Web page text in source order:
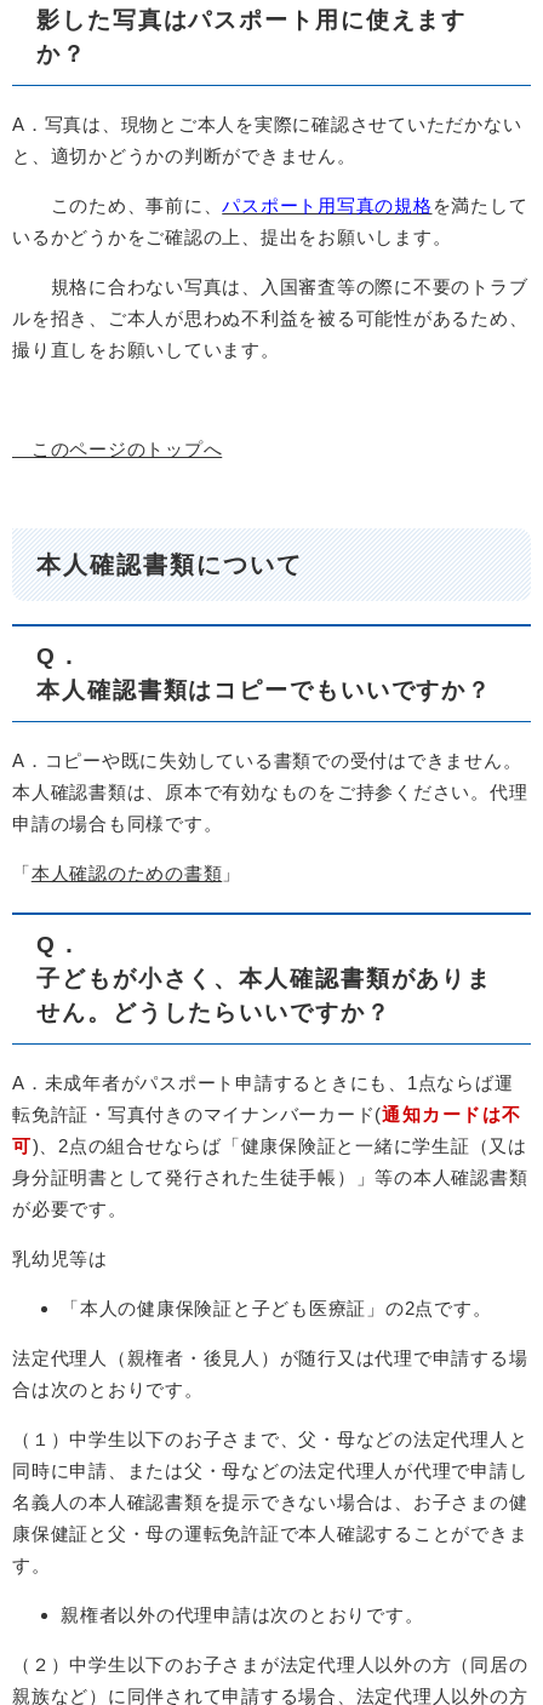
影した写真はパスポート用に使えます
か？
A．写真は、現物とご本人を実際に確認させていただかない
と、適切かどうかの判断ができません。
このため、事前に、パスポート用写真の規格 を満たして
いるかどうかをご確認の上、提出をお願いします。
規格に合わない写真は、入国審査等の際に不要のトラブ
ルを招き、ご本人が思わぬ不利益を被る可能性があるため、
撮り直しをお願いしています。
このページのトップへ
本人確認書類について
Q ．
本人確認書類はコピーでもいいですか？
A．コピーや既に失効している書類での受付はできません。
本人確認書類は、原本で有効なものをご持参ください。代理
申請の場合も同様です。
「本人確認のための書類 」
Q ．
子どもが小さく、本人確認書類がありま
せん。どうしたらいいですか？
A．未成年者がパスポート申請するときにも、1点ならば運
転免許証・写真付きのマイナンバーカード(通知カードは不
可)、2点の組合せならば「健康保険証と一緒に学生証（又は
身分証明書として発行された生徒手帳）」等の本人確認書類
が必要です。
乳幼児等は
「本人の健康保険証と子ども医療証」の2点です。
法定代理人（親権者・後見人）が随行又は代理で申請する場
合は次のとおりです。
（１）中学生以下のお子さまで、父・母などの法定代理人と
同時に申請、または父・母などの法定代理人が代理で申請し
名義人の本人確認書類を提示できない場合は、お子さまの健
康保健証と父・母の運転免許証で本人確認することができま
す。
親権者以外の代理申請は次のとおりです。
（２）中学生以下のお子さまが法定代理人以外の方（同居の
親族など）に同伴されて申請する場合、法定代理人以外の方